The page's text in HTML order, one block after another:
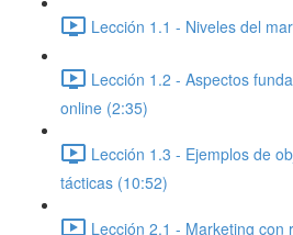
Lección 1.1 - Niveles del
Lección 1.2 - Aspectos
online (2:35)
Lección 1.3 - Ejemplos de
tácticas (10:52)
Lección 2.1 - Marketing con